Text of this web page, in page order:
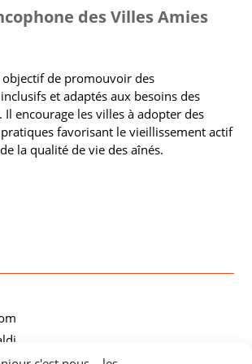
des Villes Amies
objectif de promouvoir des
et adaptés aux besoins des
Il encourage les villes à adopter des
favorisant le vieillissement actif
la qualité de vie des aînés.